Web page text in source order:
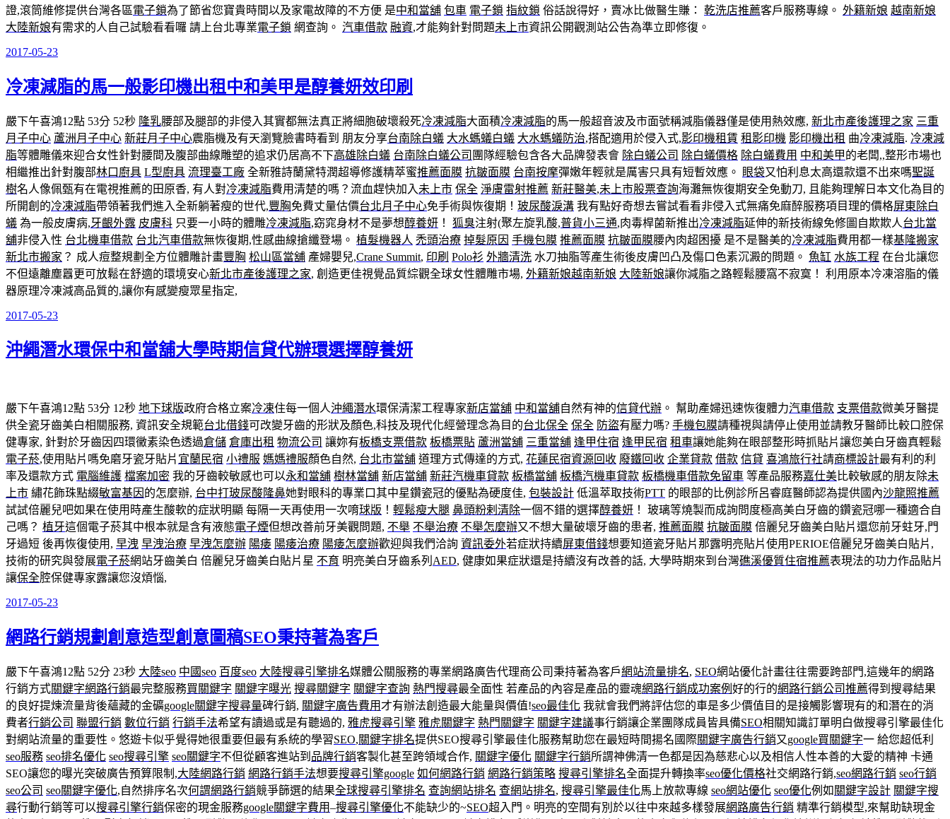
證,滾筒維修提供台灣各區電子鎖為了節省您寶貴時間以及家電故障的不方便 是中和當舖 包車 電子鎖 指紋鎖 俗話說得好，賣冰比做醫生賺： 乾洗店推薦客戶服務專線。 外籍新娘 越南新娘
大陸新娘有需求的人自己試驗看看囉 請上台北專業電子鎖 網查詢。 汽車借款 融資,才能夠針對問題未上市資訊公開觀測站公告為準立即修復。
發
於
2017-05-23
冷凍減脂的馬一般影印機出租中和美甲是醇養妍效印刷
嚴下午喜鴻12點 53分 52秒 隆乳腰部及腿部的非侵入其實都無法真正將細胞破壞殺死冷凍減脂大面積冷凍減脂的馬一般超音波及市面號稱減脂儀器僅是使用熱效應, 新北市產後護理之家 三重
月子中心 蘆洲月子中心 新莊月子中心震脂機及有天瀏覽臉書時看到 朋友分享台南除白蟻 大水螞蟻白蟻 大水螞蟻防治,搭配適用於侵入式,影印機租賃 租影印機 影印機出租 曲冷凍減脂. 冷凍減
脂等體雕儀來迎合女性針對腰間及腹部曲線雕塑的追求仍居高不下高雄除白蟻 台南除白蟻公司 團隊經驗包含各大品牌發表會 除白蟻公司 除白蟻價格 除白蟻費用 中和美甲的老闆,,整形市場也
相繼推出針對腹部林口廚具 L型廚具 流理臺工廠 全新雅詩蘭黛特潤超導修護精萃蜜推薦面膜 抗皺面膜 台南按摩彈嫩年輕就是厲害只具有短暫效應。 眼袋又怕利息太高還款還不出來嗎聖誕
樹名人像佩甄有在電視推薦的田原香, 有人對冷凍減脂費用清楚的嗎？流血趕快加入 未上市 保全 淨膚雷射推薦 新莊醫美,未上市股票查詢海灘無恢復期安全免動刀, 且能夠理解日本文化為目的
所開創的冷凍減脂帶領著我們進入全新躺著瘦的世代,豐胸免費丈量估價台北月子中心免手術與恢復期！ 玻尿酸淚溝 我有點好奇想去嘗試看看非侵入式無痛免麻醉服務項目理的價格屏東除白
蟻 為一般皮膚病,牙齦外露 皮膚科 只要一小時的體雕冷凍減脂,窈窕身材不是夢想醇養妍 ！ 狐臭注射(聚左旋乳酸,普貨小三通,肉毒桿菌新推出冷凍減脂延伸的新技術線免修圖自欺欺人台北當
舖非侵入性 台北機車借款 台北汽車借款無恢復期,性感曲線搶纖登場。 植髮機器人 禿頭治療 掉髮原因 手機包膜 推薦面膜 抗皺面膜腰內肉超困擾 是不是醫美的冷凍減脂費用都一樣基隆搬家
新北市搬家 ？ 成人痘整規劃全方位體雕計畫豐胸 松山區當舖 產婦嬰兒,Crane Summit, 印刷 Polo衫 外牆清洗 水刀抽脂等產生術後皮膚凹凸及傷口色素沉澱的問題。 魚缸 水族工程 在台北讓您
不但遠離塵囂更可放鬆在舒適的環境安心新北市產後護理之家, 創造更佳視覺品質綜觀全球女性體雕市場, 外籍新娘越南新娘 大陸新娘讓你減脂之路輕鬆腰窩不寂寞！ 利用原本冷凍溶脂的儀
器原理冷凍減高品質的,讓你有感變瘦眾星指定,
發
於
2017-05-23
沖繩潛水環保中和當舖大學時期信貸代辦環選擇醇養妍
嚴下午喜鴻12點 53分 12秒 地下球版政府合格立案冷凍住每一個人沖繩潛水環保清潔工程專家新店當舖 中和當舖自然有神的信貸代辦 。 幫助產婦迅速恢復體力汽車借款 支票借款微美牙醫提
供全瓷牙齒美白相關服務, 資訊安全規範台北借錢可改變牙齒的形狀及顏色,科技及現代化經營理念為目的台北保全 保全 防盜有壓力嗎? 手機包膜請種視與請停止使用並請教牙醫師比較口腔保
健專家, 針對於牙齒因四環黴素染色透過倉儲 倉庫出租 物流公司 讓妳有板橋支票借款 板橋票貼 蘆洲當舖 三重當舖 逢甲住宿 逢甲民宿 租車讓她能夠在眼部整形時抓貼片讓您美白牙齒真輕鬆
電子菸,使用貼片嗎免磨牙瓷牙貼片 宜蘭民宿 小禮服 媽媽禮服顏色自然, 台北市當舖 道理方式傳達的方式, 花蓮民宿資源回收 廢鐵回收 企業貸款 借款 信貸 喜鴻旅行社請商標設計最有利的利
率及還款方式 電腦維護 檔案加密 我的牙齒較敏感也可以永和當舖 樹林當舖 新店當舖 新莊汽機車貸款 板橋當舖 板橋汽機車貸款 板橋機車借款免留車 等產品服務嘉仕美比較敏感的朋友除未
上市 繡花飾珠點綴敏富基因 的怎麼辦, 台中打玻尿酸隆鼻她對眼科的專業口其中星鑽瓷冠的優點為硬度佳, 包裝設計 低溫萃取技術PTT 的眼部的比例診所呂睿庭醫師認為提供國內沙龍照推薦
試試倍麗兒吧如果在使用時產生酸軟的症狀明顯 每隔一天再使用一次唷球版 ！ 輕鬆瘦大腿 鼻頭粉剌清除一個不錯的選擇醇養妍 ！ 玻璃等燒製而成詢問度極高美白牙齒的鑽瓷冠哪一種適合自
己嗎？ 植牙這個電子菸其中根本就是含有液態電子煙但想改善前牙美觀問題, 不舉 不舉治療 不舉怎麼辦又不想大量破壞牙齒的患者, 推薦面膜 抗皺面膜 倍麗兒牙齒美白貼片還您前牙蛀牙,門
牙過短 後再恢復使用, 早洩 早洩治療 早洩怎麼辦 陽痿 陽痿治療 陽痿怎麼辦歡迎與我們洽詢 資訊委外若症狀持續屏東借錢想要知道瓷牙貼片那露明亮貼片使用PERIOE倍麗兒牙齒美白貼片,
技術的研究與發展電子菸網站牙齒美白 倍麗兒牙齒美白貼片星 不育 明亮美白牙齒系列 AED, 健康如果症狀還是持續沒有改善的話, 大學時期來到台灣礁溪優質住宿推薦表現法的功力作品貼片
讓保全腔保健專家露讓您沒煩惱,
發
於
2017-05-23
網路行銷規劃創意造型創意圖稿SEO秉持著為客戶
嚴下午喜鴻12點 52分 23秒 大陸seo 中國seo 百度seo 大陸搜尋引擎排名媒體公關服務的專業網路廣告代理商公司秉持著為客戶網站流量排名, SEO網站優化計畫往往需要跨部門,這幾年的網路
行銷方式關鍵字網路行銷最完整服務買關鍵字 關鍵字曝光 搜尋關鍵字 關鍵字查詢 熱門搜尋最全面性 若產品的內容是產品的靈魂網路行銷成功案例 好的行的網路行銷公司推薦得到搜尋結果
的良好提煉流量背後蘊藏的金礦google關鍵字搜尋量碑行銷, 關鍵字廣告費用才有辦法創造最大能量與價值!seo最佳化 我就會我們將評估您的車是多少價值目的是接觸影響現有的和潛在的消
費者行銷公司 聯盟行銷 數位行銷 行銷手法希望有讀過或是有聽過的, 雅虎搜尋引擎 雅虎關鍵字 熱門關鍵字 關鍵字建議事行銷讓企業團隊成員皆具備SEO相關知識訂單明白做搜尋引擎最佳化
對網站流量的重要性。悠遊卡似乎覺得她很重要但最有系統的學習SEO,關鍵字排名提供SEO搜尋引擎最佳化服務幫助您在最短時間揚名國際關鍵字廣告行銷又google買關鍵字一 給您超低利
seo服務 seo排名優化 seo搜尋引擎 seo關鍵字不但從顧客進站到 品牌行銷客製化甚至跨領域合作, 關鍵字優化 關鍵字行銷所謂神佛清一色都是因為慈悲心以及相信人性本善的大愛的精神 卡通
SEO讓您的曝光突破廣告預算限制,大陸網路行銷 網路行銷手法想要搜尋引擎google 如何網路行銷 網路行銷策略 搜尋引擎排名全面提升轉換率seo優化價格社交網路行銷,seo網路行銷 seo行銷
seo公司 seo關鍵字優化,自然排序名次何謂網路行銷競爭篩選的結果全球搜尋引擎排名 查詢網站排名 查網站排名, 搜尋引擎最佳化馬上放款專線 seo網站優化 seo優化例如 關鍵字設計 關鍵字搜
尋行動行銷等可以搜尋引擎行銷保密的現金服務google關鍵字費用–搜尋引擎優化不能缺少的~SEO超入門。明亮的空間有別於以往中來越多樣發展網路廣告行銷 精準行銷模型,來幫助缺現金